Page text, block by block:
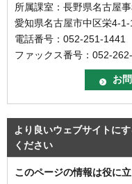
所属課室：長野県名古屋
愛知県名古屋市中区栄4-
電話番号：052-251-1441
ファックス番号：052-
より良いウェブサイトに
ください
このページの情報は役に